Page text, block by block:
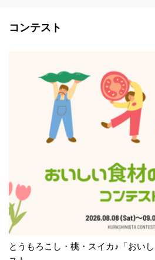
コンテスト
とうもろこし・桃・スイカ♪「おい